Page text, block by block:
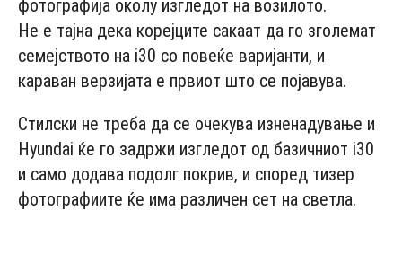
фотографија околу изгледот на возилото.
Не е тајна дека корејците сакаат да го зголемат
семејството на i30 со повеќе варијанти, и
караван верзијата е првиот што се појавува.
Стилски не треба да се очекува изненадување и
Hyundai ќе го задржи изгледот од базичниот i30
и само додава подолг покрив, и според тизер
фотографиите ќе има различен сет на светла.